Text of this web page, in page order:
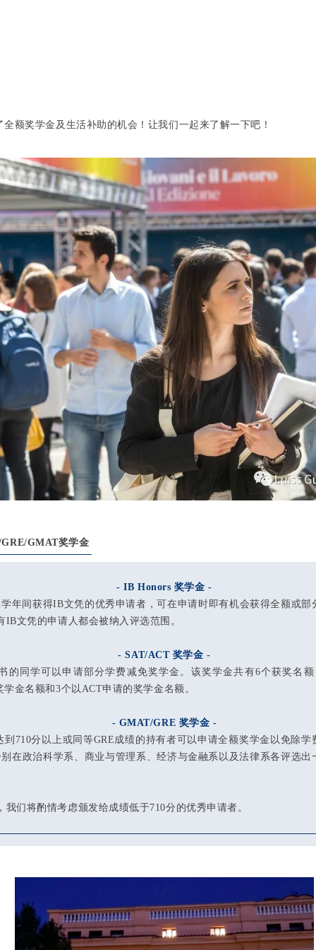
全额奖学金及生活补助的机会！让我们一起来了解一下吧！
GMAT奖学金
- IB Honors 奖学金 -
学年间获得IB文凭的优秀申请者，可在申请时即有机会获得全额或部
IB文凭的申请人都会被纳入评选范围。
- SAT/ACT 奖学金 -
的同学可以申请部分学费减免奖学金。该奖学金共有6个获奖名
学金名额和3个 以ACT申请的奖学金名额 。
- GMAT/GRE 奖学金 -
到710分以上或同等GRE成绩的持有者可以申请全额奖学金以免除学
在政治科学系、商业与管理系、经济与金融系以及法律系各评选出
我们将酌情考虑颁发给成绩低于710分的优秀申请者。